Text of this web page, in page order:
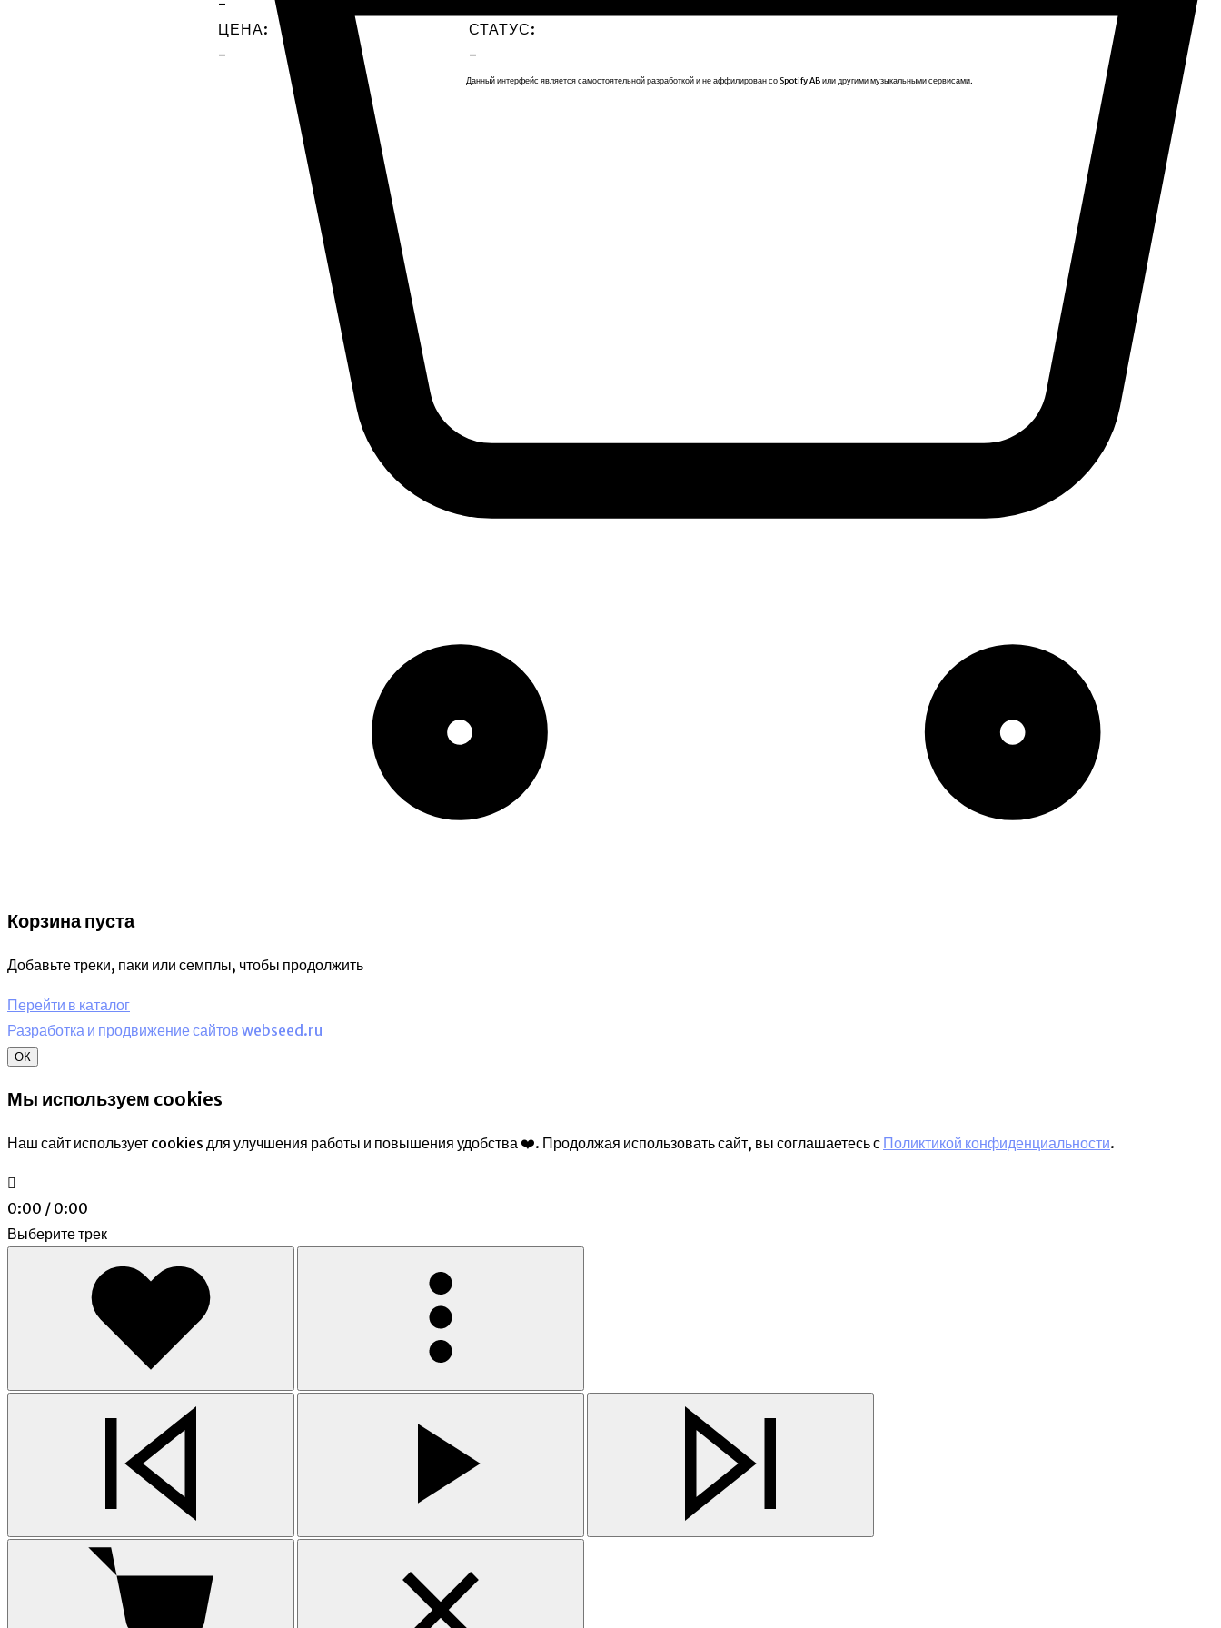
Корзина пуста
Добавьте треки, паки или семплы, чтобы продолжить
Перейти в каталог
Разработка и продвижение сайтов webseed.ru
ОК
Мы используем cookies
Наш сайт использует cookies для улучшения работы и повышения удобства ❤️. Продолжая использовать сайт, вы соглашаетесь с Поликтикой конфиденциальности.
0:00 / 0:00
Выберите трек
-
ЦЕНА:
-
СТАТУС:
-
Данный интерфейс является самостоятельной разработкой и не аффилирован со Spotify AB или другими музыкальными сервисами.